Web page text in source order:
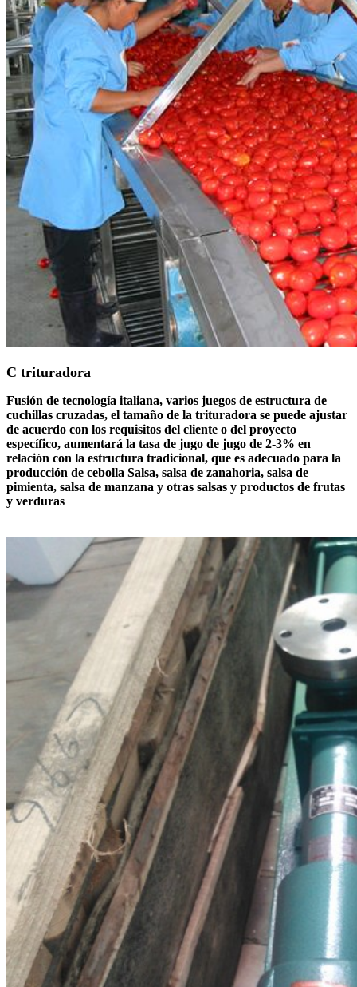
C trituradora
Fusión de tecnología italiana, varios juegos de estructura de
cuchillas cruzadas, el tamaño de la trituradora se puede ajustar
de acuerdo con los requisitos del cliente o del proyecto
específico, aumentará la tasa de jugo de jugo de 2-3% en
relación con la estructura tradicional, que es adecuado para la
producción de cebolla Salsa, salsa de zanahoria, salsa de
pimienta, salsa de manzana y otras salsas y productos de frutas
y verduras